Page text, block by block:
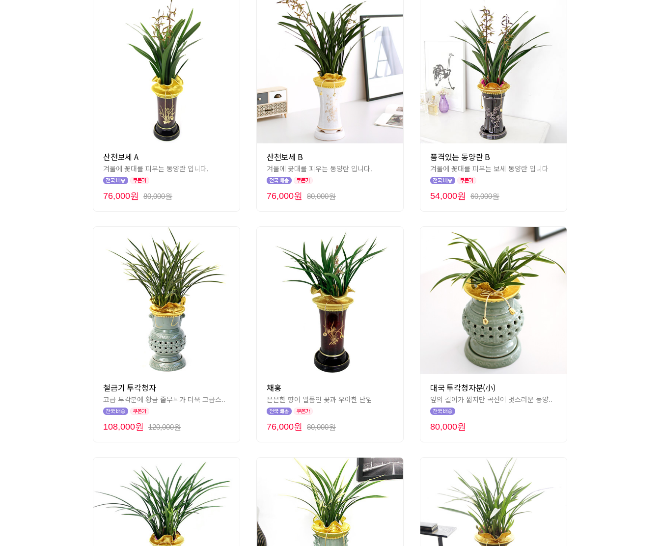
산천보세 A
겨울에 꽃대를 피우는 동양란 입니다.
76,000원 80,000원
산천보세 B
겨울에 꽃대를 피우는 동양란 입니다.
76,000원 80,000원
품격있는 동양란 B
겨울에 꽃대를 피우는 보세 동양란 입니다
54,000원 60,000원
철금기 투각청자
고급 투각분에 황금 줄무늬가 더욱 고급스..
108,000원 120,000원
채홍
은은한 향이 일품인 꽃과 우아한 난잎
76,000원 80,000원
대국 투각청자분(小)
잎의 길이가 짧지만 곡선이 멋스러운 동양..
80,000원